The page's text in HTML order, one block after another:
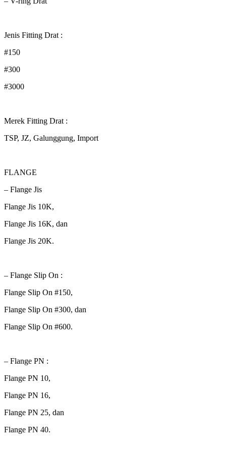
Jenis Fitting Drat :
#150
#300
#3000
Merek Fitting Drat :
TSP, JZ, Galunggung, Import
FLANGE
– Flange Jis
Flange Jis 10K,
Flange Jis 16K, dan
Flange Jis 20K.
– Flange Slip On :
Flange Slip On #150,
Flange Slip On #300, dan
Flange Slip On #600.
– Flange PN :
Flange PN 10,
Flange PN 16,
Flange PN 25, dan
Flange PN 40.